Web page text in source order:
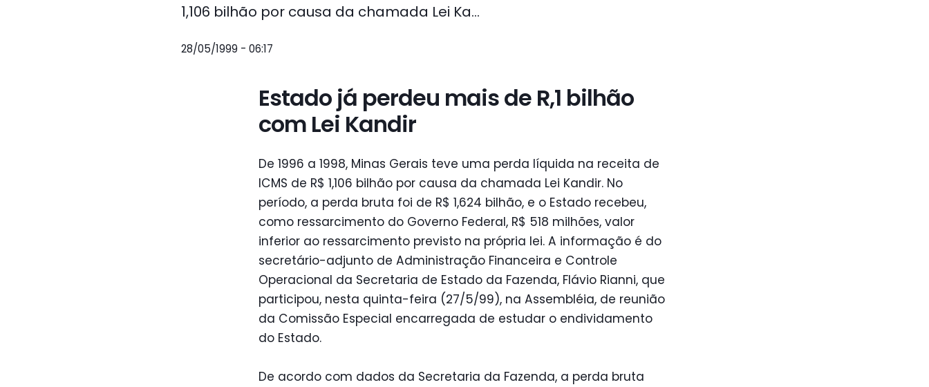
1,106 bilhão por causa da chamada Lei Ka...
28/05/1999 - 06:17
Estado já perdeu mais de R,1 bilhão
com Lei Kandir
De 1996 a 1998, Minas Gerais teve uma perda líquida na receita de
ICMS de R$ 1,106 bilhão por causa da chamada Lei Kandir. No
período, a perda bruta foi de R$ 1,624 bilhão, e o Estado recebeu,
como ressarcimento do Governo Federal, R$ 518 milhões, valor
inferior ao ressarcimento previsto na própria lei. A informação é do
secretário-adjunto de Administração Financeira e Controle
Operacional da Secretaria de Estado da Fazenda, Flávio Rianni, que
participou, nesta quinta-feira (27/5/99), na Assembléia, de reunião
da Comissão Especial encarregada de estudar o endividamento
do Estado.
De acordo com dados da Secretaria da Fazenda, a perda bruta